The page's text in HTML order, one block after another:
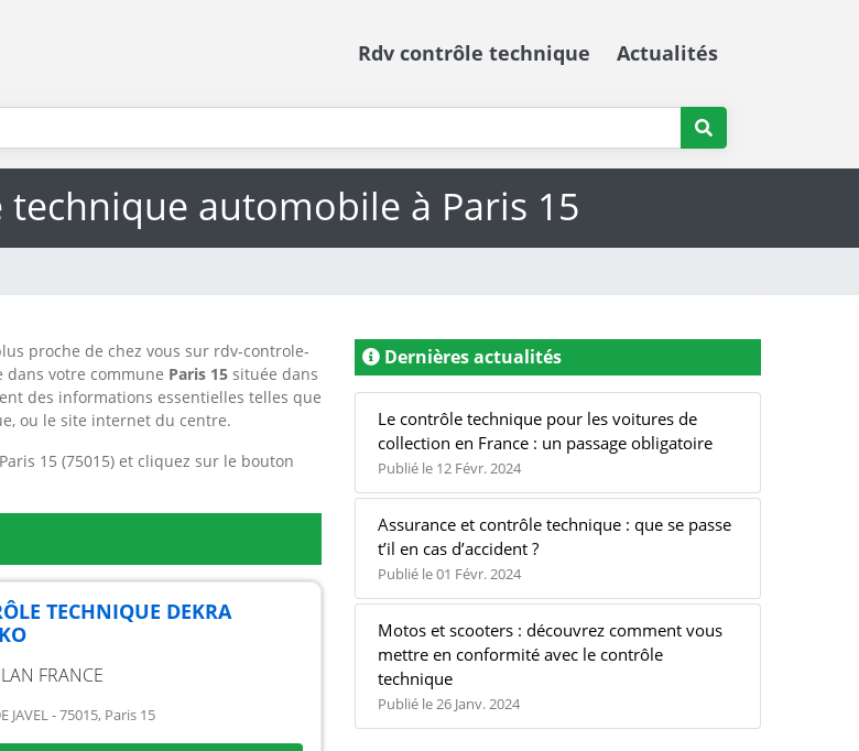
Rdv contrôle technique Actualités
automobile à Paris 15
proche de chez vous sur rdv-controle-
dans votre commune Paris 15 située dans
des informations essentielles telles que
ou le site internet du centre.
15 (75015) et cliquez sur le bouton
TECHNIQUE DEKRA
FRANCE
JAVEL - 75015, Paris 15
Dernières actualités
Le contrôle technique pour les voitures de
collection en France : un passage obligatoire
Publié le 12 Févr. 2024
Assurance et contrôle technique : que se passe
t’il en cas d’accident ?
Publié le 01 Févr. 2024
Motos et scooters : découvrez comment vous
mettre en conformité avec le contrôle
technique
Publié le 26 Janv. 2024